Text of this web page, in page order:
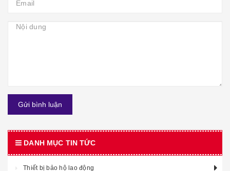
Gửi bình luận
DANH MỤC TIN TỨC
Thiết bị bảo hộ lao động